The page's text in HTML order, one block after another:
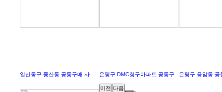
일산동구 중산동 공동구매 사... 은평구 DMC청구아파트 공동구... 은평구 응암동 공
이전 다음